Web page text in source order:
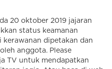
20 oktober 2019 jajaran
status keamanan
kerawanan dipetakan dan
anggota. Please
TV untuk mendapatkan